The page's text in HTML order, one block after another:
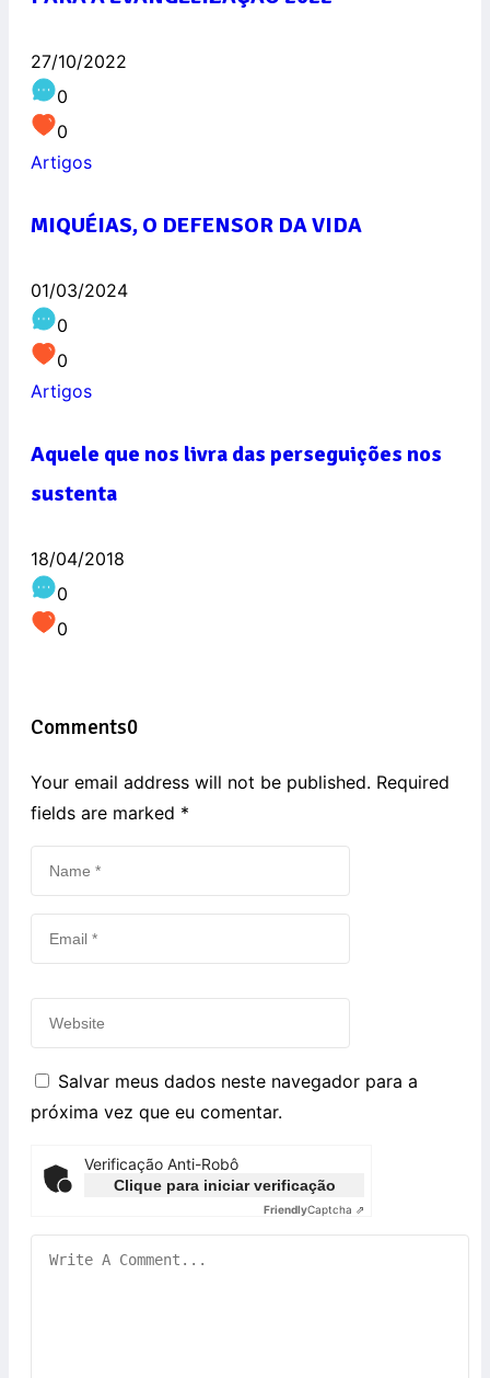
27/10/2022
0
0
Artigos
MIQUÉIAS, O DEFENSOR DA VIDA
01/03/2024
0
0
Artigos
Aquele que nos livra das perseguições nos
sustenta
18/04/2018
0
0
Comments0
Your email address will not be published. Required
fields are marked *
Salvar meus dados neste navegador para a
próxima vez que eu comentar.
Verificação Anti-Robô
Clique para iniciar verificação
FriendlyCaptcha ⇗